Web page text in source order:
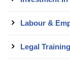
Labour &
Legal Training